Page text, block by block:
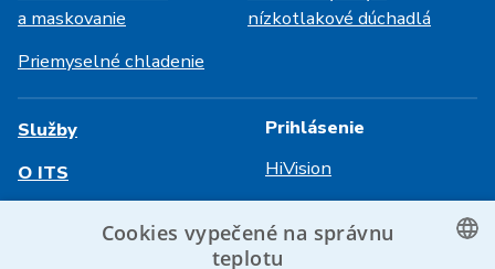
a maskovanie
nízkotlakové dúchadlá
Priemyselné chladenie
Služby
O ITS
Prihlásenie
HiVision
Cookies vypečené na správnu
teplotu